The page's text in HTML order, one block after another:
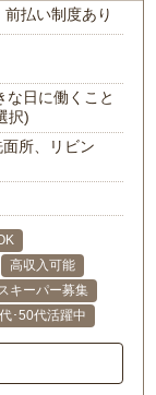
前払い制度あり
な日に働くこと
択)
所、リビン
高収入可能
キーパー募集
･50代活躍中